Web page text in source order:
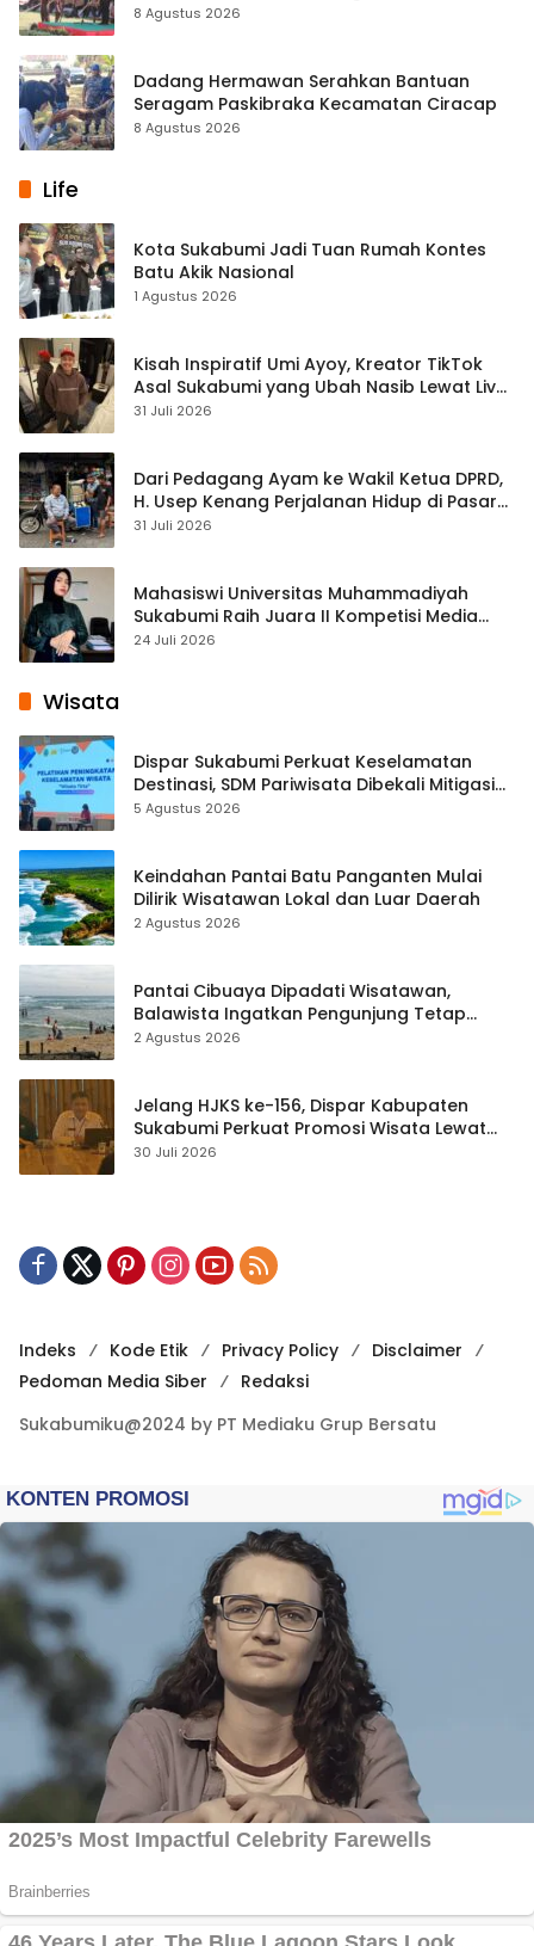
Pembentukan Karakter
8 Agustus 2026
Dadang Hermawan Serahkan Bantuan
Seragam Paskibraka Kecamatan Ciracap
8 Agustus 2026
Life
Kota Sukabumi Jadi Tuan Rumah Kontes
Batu Akik Nasional
1 Agustus 2026
Kisah Inspiratif Umi Ayoy, Kreator TikTok
Asal Sukabumi yang Ubah Nasib Lewat Live
Streaming
31 Juli 2026
Dari Pedagang Ayam ke Wakil Ketua DPRD,
H. Usep Kenang Perjalanan Hidup di Pasar
Cisaat
31 Juli 2026
Mahasiswi Universitas Muhammadiyah
Sukabumi Raih Juara II Kompetisi Media
Pembelajaran Digital Tingkat Internasional
24 Juli 2026
Wisata
Dispar Sukabumi Perkuat Keselamatan
Destinasi, SDM Pariwisata Dibekali Mitigasi
hingga Teknik Evakuasi
5 Agustus 2026
Keindahan Pantai Batu Panganten Mulai
Dilirik Wisatawan Lokal dan Luar Daerah
2 Agustus 2026
Pantai Cibuaya Dipadati Wisatawan,
Balawista Ingatkan Pengunjung Tetap
Waspada
2 Agustus 2026
Jelang HJKS ke-156, Dispar Kabupaten
Sukabumi Perkuat Promosi Wisata Lewat
Publikasi Digital
30 Juli 2026
Indeks Kode Etik Privacy Policy
Disclaimer
Pedoman Media Siber
Redaksi
Sukabumiku@2024 by PT Mediaku Grup Bersatu